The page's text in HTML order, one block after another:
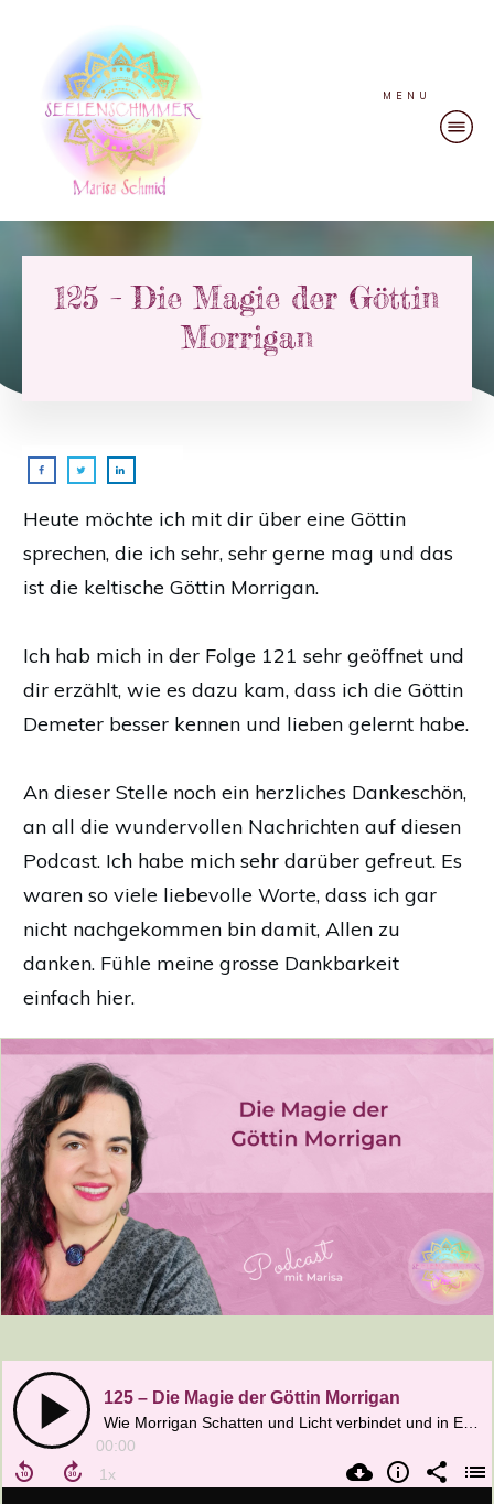
MENU
125 – Die Magie der Göttin
Morrigan
Heute möchte ich mit dir über eine Göttin
sprechen, die ich sehr, sehr gerne mag und das
ist die keltische Göttin Morrigan.
Ich hab mich in der Folge 121 sehr geöffnet und
dir erzählt, wie es dazu kam, dass ich die Göttin
Demeter besser kennen und lieben gelernt habe.
An dieser Stelle noch ein herzliches Dankeschön,
an all die wundervollen Nachrichten auf diesen
Podcast. Ich habe mich sehr darüber gefreut. Es
waren so viele liebevolle Worte, dass ich gar
nicht nachgekommen bin damit, Allen zu
danken. Fühle meine grosse Dankbarkeit
einfach hier.